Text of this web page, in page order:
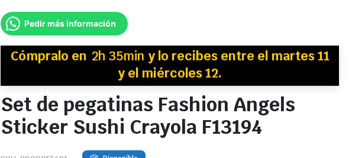
Pedir más información
Cómpralo en 2h 35min y lo recibes entre el martes 11
y el miércoles 12.
Set de pegatinas Fashion Angels
Sticker Sushi Crayola F13194